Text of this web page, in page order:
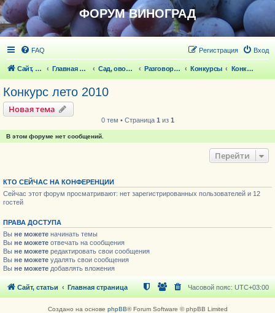
ФОРУМ ВИНОГРАД
FAQ Вход
Регистрация
Сайт, статьи Главная страница Сад, овощи, ягодники, цветы, беседка Разговоры обо всем что волнует Конкурсы Конкурс лето 2010
Конкурс лето 2010
Новая тема
0 тем • Страница 1 из 1
В этом форуме нет сообщений.
Перейти
КТО СЕЙЧАС НА КОНФЕРЕНЦИИ
Сейчас этот форум просматривают: нет зарегистрированных пользователей и 12
гостей
ПРАВА ДОСТУПА
Вы не можете начинать темы
Вы не можете отвечать на сообщения
Вы не можете редактировать свои сообщения
Вы не можете удалять свои сообщения
Вы не можете добавлять вложения
Сайт, статьи Главная страница Часовой пояс: UTC+03:00
Создано на основе phpBB® Forum Software © phpBB Limited